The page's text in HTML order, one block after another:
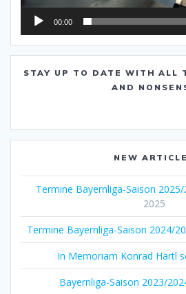
00:00
STAY UP TO DATE WITH ALL
AND
NEW
Termine Bayernliga-Saison 2025/
2025
Termine Bayernliga-Saison 2024/
In Memoriam Konrad Hartl
Bayernliga-Saison 2023/